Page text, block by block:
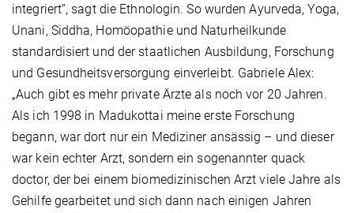
integriert“, sagt die Ethnologin. So wurden Ayurveda, Yoga,
Unani, Siddha, Homöopathie und Naturheilkunde
standardisiert und der staatlichen Ausbildung, Forschung
und Gesundheitsversorgung einverleibt. Gabriele Alex:
„Auch gibt es mehr private Ärzte als noch vor 20 Jahren.
Als ich 1998 in Madukottai meine erste Forschung
begann, war dort nur ein Mediziner ansässig – und dieser
war kein echter Arzt, sondern ein sogenannter quack
doctor, der bei einem biomedizinischen Arzt viele Jahre als
Gehilfe gearbeitet und sich dann nach einigen Jahren